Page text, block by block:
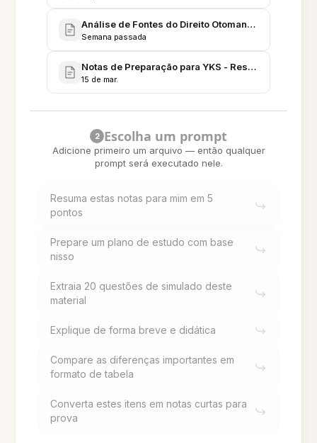
Análise de Fontes do Direito Otomano - Notas do
Semana passada
Notas de Preparação para YKS - Resumos de
15 de mar.
2 Escolha um prompt
Adicione primeiro um arquivo — então qualquer
prompt será executado nele.
Resuma estas notas para mim em 5
pontos
Prepare um plano de estudo com base
nisso
Extraia 20 questões de simulado deste
material
Explique de forma breve e didática
Compare as diferenças importantes em
formato de tabela
Converta estes itens em notas curtas para
prova